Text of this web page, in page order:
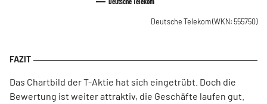
Deutsche Telekom(WKN: 555750)
Das Chartbild der T-Aktie hat sich eingetrübt. Doch die
Bewertung ist weiter attraktiv, die Geschäfte laufen gut.